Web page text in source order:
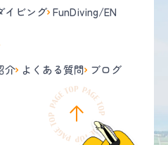
イビング FunDiving/EN
介 よくある質問 ブログ